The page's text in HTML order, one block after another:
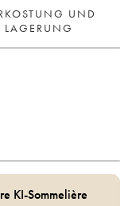
UND
LAGERUNG
KI-Sommelière